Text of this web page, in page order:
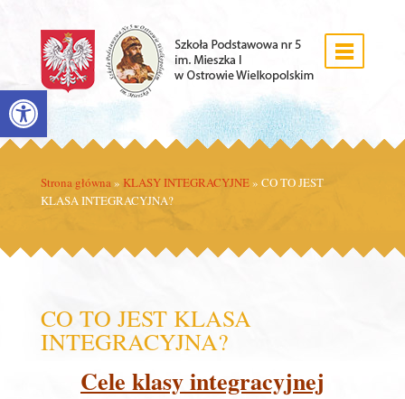
Open toolbar
Strona główna» KLASY INTEGRACYJNE» CO TO JEST
KLASA INTEGRACYJNA?
CO TO JEST KLASA
INTEGRACYJNA?
Cele klasy integracyjnej